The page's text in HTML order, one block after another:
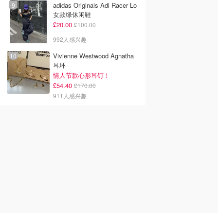
adidas Originals Adi Racer Lo
女款绿休闲鞋
£20.00 £100.00
992人感兴趣
Vivienne Westwood Agnatha
耳环
情人节款心形耳钉！
£54.40 £170.00
911人感兴趣